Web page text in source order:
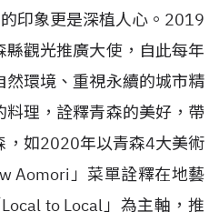
印象更是深植人心。2019
觀光推廣大使，自此每年
環境、重視永續的城市精
理，詮釋青森的美好，帶
，如2020年以青森4大美術
Aomori」菜單詮釋在地藝
to Local」為主軸，推